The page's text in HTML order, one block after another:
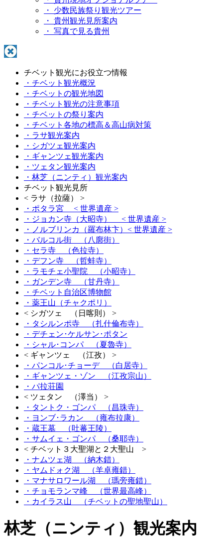
・ 少数民族祭り観光ツアー
・ 貴州観光見所案内
・ 写真で見る貴州
チベット観光にお役立つ情報
・チベット観光概況
・チベットの観光地図
・チベット観光の注意事項
・チベットの祭り案内
・チベット各地の標高＆高山病対策
・ラサ観光案内
・シガツェ観光案内
・ギャンツェ観光案内
・ツェタン観光案内
・林芝（ニンティ）観光案内
チベット観光見所
< ラサ（拉薩） >
・ポタラ宮 < 世界遺産 >
・ジョカン寺（大昭寺）
< 世界遺産 >
・ノルブリンカ（羅布林卞） < 世界遺産 >
・バルコル街 （八廓街）
・セラ寺 （色拉寺）
・デフン寺 （哲蚌寺）
・ラモチェ小聖院 （小昭寺）
・ガンデン寺 （甘丹寺）
・チベット自治区博物館
・薬王山（チャクポリ）
< シガツェ （日喀則） >
・タシルンポ寺 （扎什倫布寺）
・デチェン･ケルサン･ポタン
・シャル･コンパ （夏魯寺）
< ギャンツェ （江孜） >
・パンコル･チョーデ （白居寺）
・ギャンツェ・ゾン （江孜宗山）
・パ拉荘園
< ツェタン （澤当） >
・タントク・ゴンパ （昌珠寺）
・ヨンブ･ラカン （雍布拉康）
・蔵王墓 （吐蕃王陵）
・サムイェ・ゴンパ （桑耶寺）
< チベット３大聖湖と２大聖山 >
・ナムツェ湖 （納木錯）
・ヤムドォク湖 （羊卓雍錯）
・マナサロワール湖 （瑪旁雍錯）
・チョモランマ峰 （世界最高峰）
・カイラス山 （チベットの聖地聖山）
林芝（ニンティ）観光案内